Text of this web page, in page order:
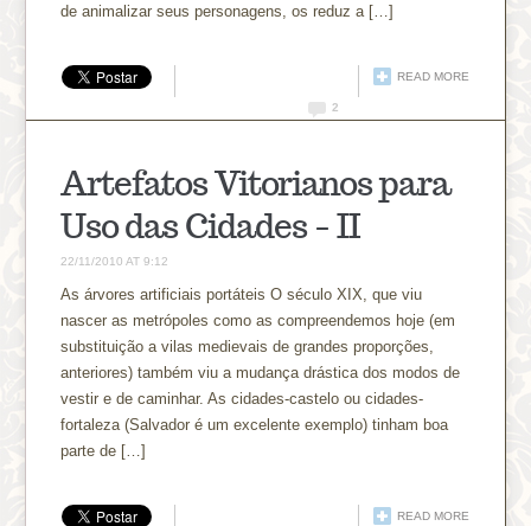
de animalizar seus personagens, os reduz a […]
READ MORE
2
Artefatos Vitorianos para
Uso das Cidades – II
22/11/2010 AT 9:12
As árvores artificiais portáteis O século XIX, que viu
nascer as metrópoles como as compreendemos hoje (em
substituição a vilas medievais de grandes proporções,
anteriores) também viu a mudança drástica dos modos de
vestir e de caminhar. As cidades-castelo ou cidades-
fortaleza (Salvador é um excelente exemplo) tinham boa
parte de […]
READ MORE